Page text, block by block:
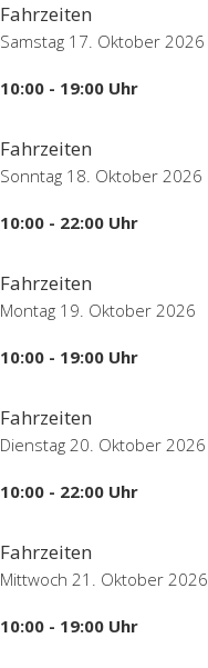
Fahrzeiten
Samstag 17. Oktober 2026
10:00 - 19:00 Uhr
Fahrzeiten
Sonntag 18. Oktober 2026
10:00 - 22:00 Uhr
Fahrzeiten
Montag 19. Oktober 2026
10:00 - 19:00 Uhr
Fahrzeiten
Dienstag 20. Oktober 2026
10:00 - 22:00 Uhr
Fahrzeiten
Mittwoch 21. Oktober 2026
10:00 - 19:00 Uhr